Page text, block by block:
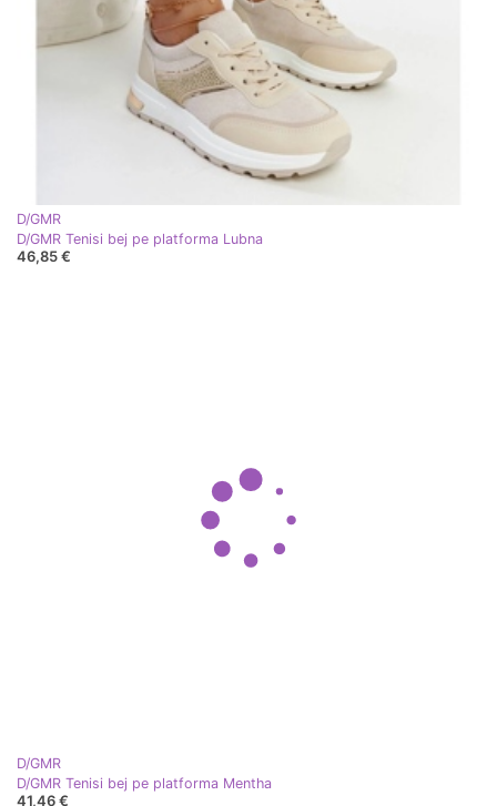
D/GMR
D/GMR Tenisi bej pe platforma Lubna
46,85 €
D/GMR
D/GMR Tenisi bej pe platforma Mentha
41,46 €